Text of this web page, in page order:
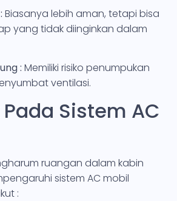
Biasanya lebih aman, tetapi bisa
yang tidak diinginkan dalam
: Memiliki risiko penumpukan
ventilasi.
Sistem AC
ruangan dalam kabin
sistem AC mobil
: